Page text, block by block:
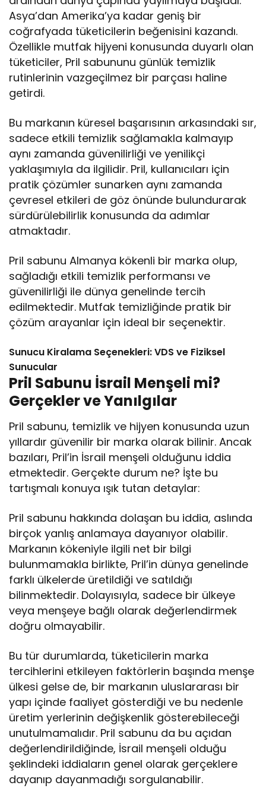
Asya’dan Amerika’ya kadar geniş bir
coğrafyada tüketicilerin beğenisini kazandı.
Özellikle mutfak hijyeni konusunda duyarlı olan
tüketiciler, Pril sabununu günlük temizlik
rutinlerinin vazgeçilmez bir parçası haline
getirdi.
Bu markanın küresel başarısının arkasındaki sır,
sadece etkili temizlik sağlamakla kalmayıp
aynı zamanda güvenilirliği ve yenilikçi
yaklaşımıyla da ilgilidir. Pril, kullanıcıları için
pratik çözümler sunarken aynı zamanda
çevresel etkileri de göz önünde bulundurarak
sürdürülebilirlik konusunda da adımlar
atmaktadır.
Pril sabunu Almanya kökenli bir marka olup,
sağladığı etkili temizlik performansı ve
güvenilirliği ile dünya genelinde tercih
edilmektedir. Mutfak temizliğinde pratik bir
çözüm arayanlar için ideal bir seçenektir.
Sunucu Kiralama Seçenekleri: VDS ve Fiziksel
Sunucular
Pril Sabunu İsrail Menşeli mi?
Gerçekler ve Yanılgılar
Pril sabunu, temizlik ve hijyen konusunda uzun
yıllardır güvenilir bir marka olarak bilinir. Ancak
bazıları, Pril’in İsrail menşeli olduğunu iddia
etmektedir. Gerçekte durum ne? İşte bu
tartışmalı konuya ışık tutan detaylar:
Pril sabunu hakkında dolaşan bu iddia, aslında
birçok yanlış anlamaya dayanıyor olabilir.
Markanın kökeniyle ilgili net bir bilgi
bulunmamakla birlikte, Pril’in dünya genelinde
farklı ülkelerde üretildiği ve satıldığı
bilinmektedir. Dolayısıyla, sadece bir ülkeye
veya menşeye bağlı olarak değerlendirmek
doğru olmayabilir.
Bu tür durumlarda, tüketicilerin marka
tercihlerini etkileyen faktörlerin başında menşe
ülkesi gelse de, bir markanın uluslararası bir
yapı içinde faaliyet gösterdiği ve bu nedenle
üretim yerlerinin değişkenlik gösterebileceği
unutulmamalıdır. Pril sabunu da bu açıdan
değerlendirildiğinde, İsrail menşeli olduğu
şeklindeki iddiaların genel olarak gerçeklere
dayanıp dayanmadığı sorgulanabilir.